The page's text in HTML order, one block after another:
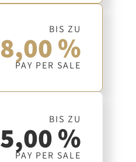
BIS ZU
8,00 %
PAY PER SALE
BIS ZU
5,00 %
PAY PER SALE